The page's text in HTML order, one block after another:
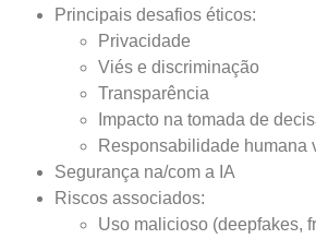
Principais desafios éticos:
Privacidade
Viés e discriminação
Transparência
Impacto na tomada de
Responsabilidade humana
Segurança na/com a IA
Riscos associados:
Uso malicioso (deepfakes,